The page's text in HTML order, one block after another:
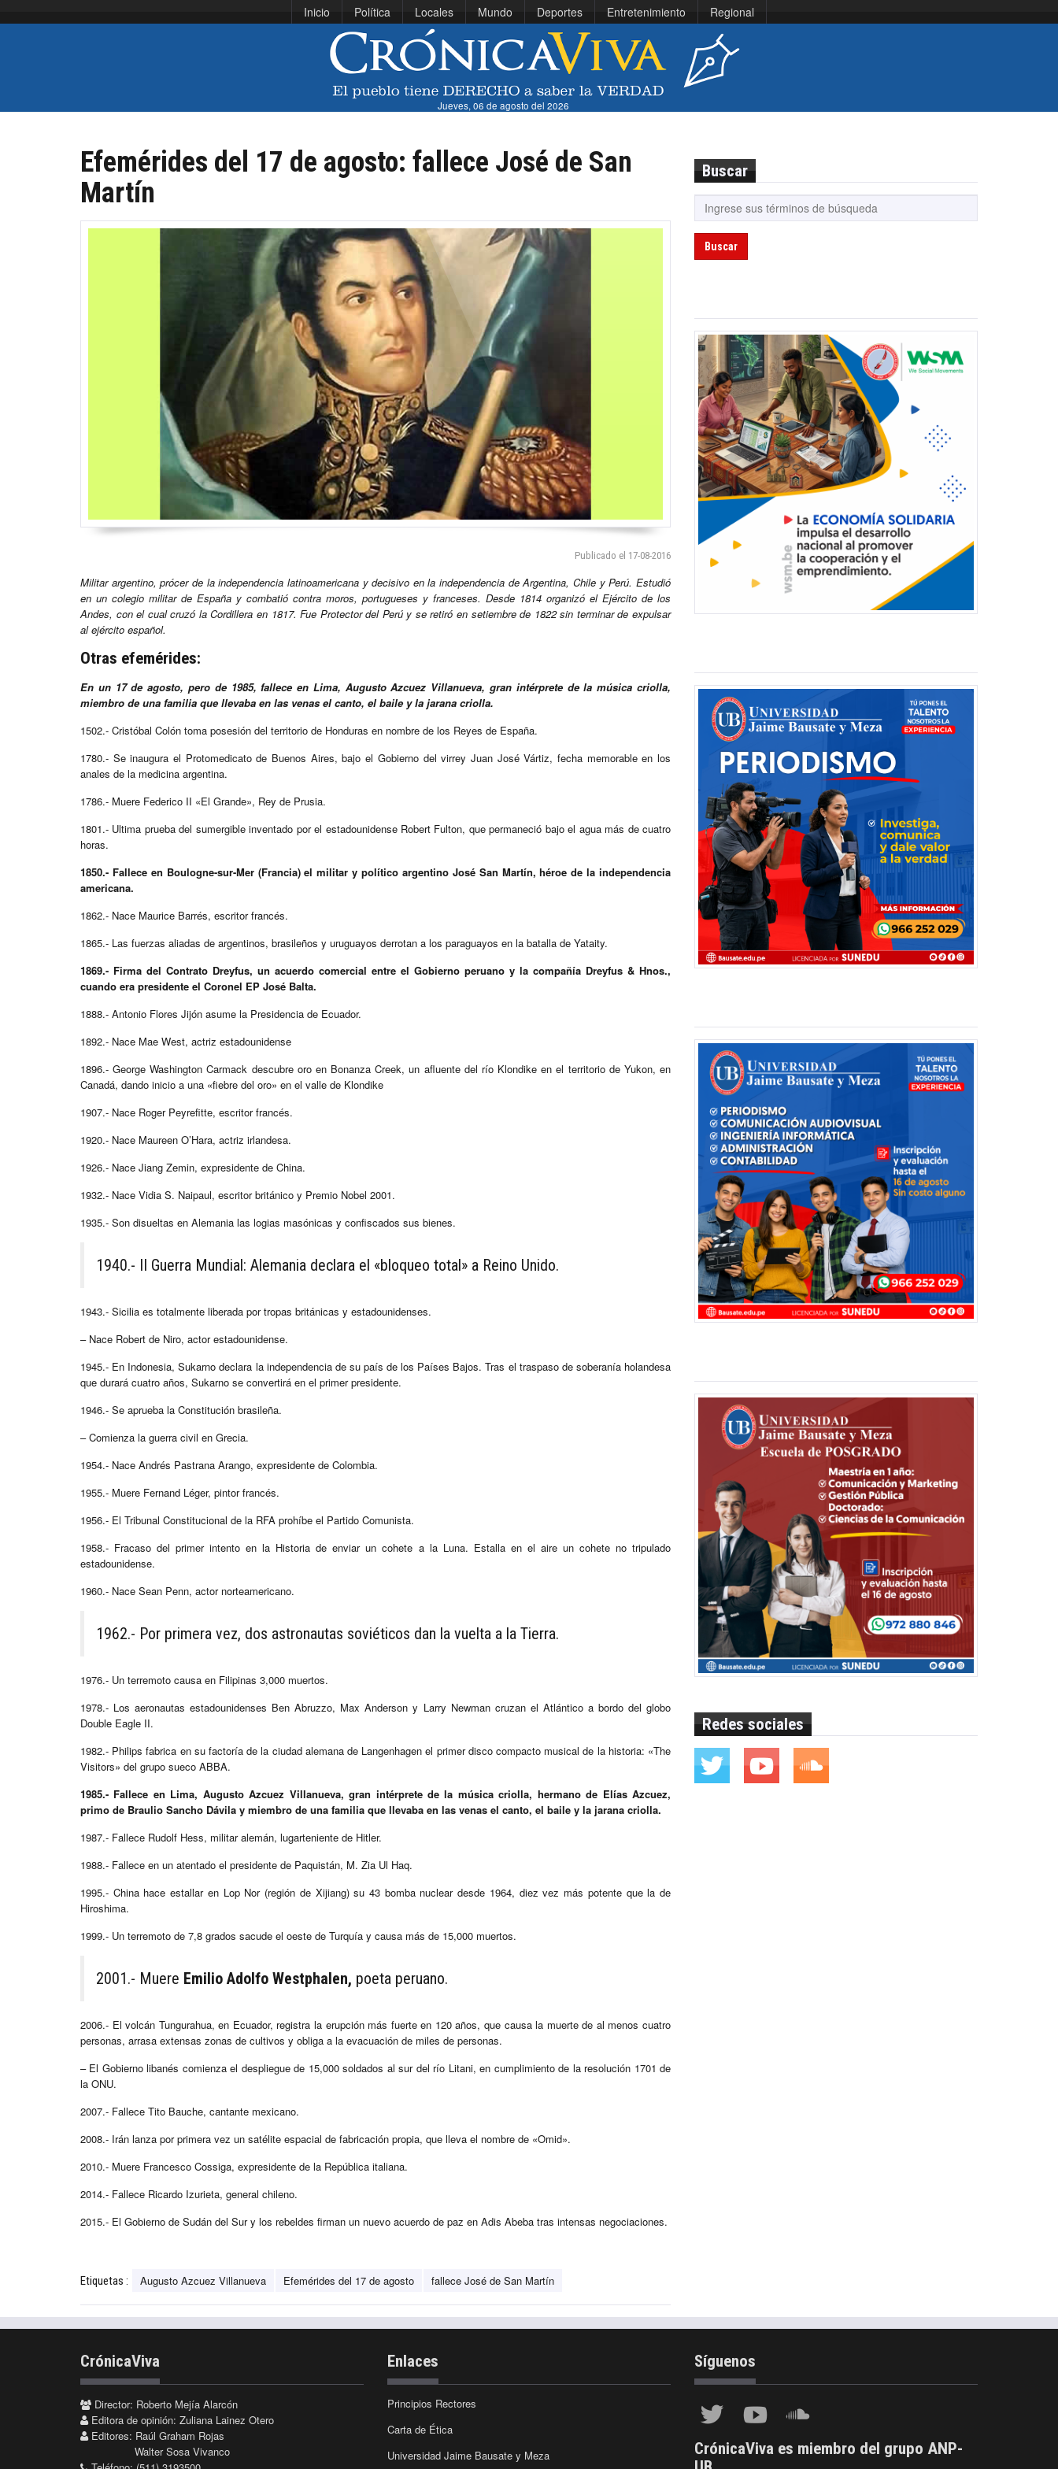
Inicio Política Locales Mundo Deportes Entretenimiento Regional
Jueves, 06 de agosto del 2026
Efemérides del 17 de agosto: fallece José de San
Martín
Publicado el 17-08-2016
Militar argentino, prócer de la independencia latinoamericana y decisivo en la independencia de Argentina, Chile y Perú. Estudió
en un colegio militar de España y combatió contra moros, portugueses y franceses. Desde 1814 organizó el Ejército de los
Andes, con el cual cruzó la Cordillera en 1817. Fue Protector del Perú y se retiró en setiembre de 1822 sin terminar de expulsar
al ejército español.
Otras efemérides:
En un 17 de agosto, pero de 1985, fallece en Lima, Augusto Azcuez Villanueva, gran intérprete de la música criolla,
miembro de una familia que llevaba en las venas el canto, el baile y la jarana criolla.
1502.- Cristóbal Colón toma posesión del territorio de Honduras en nombre de los Reyes de España.
1780.- Se inaugura el Protomedicato de Buenos Aires, bajo el Gobierno del virrey Juan José Vártiz, fecha memorable en los
anales de la medicina argentina.
1786.- Muere Federico II «El Grande», Rey de Prusia.
1801.- Ultima prueba del sumergible inventado por el estadounidense Robert Fulton, que permaneció bajo el agua más de cuatro
horas.
1850.- Fallece en Boulogne-sur-Mer (Francia) el militar y político argentino José San Martín, héroe de la independencia
americana.
1862.- Nace Maurice Barrés, escritor francés.
1865.- Las fuerzas aliadas de argentinos, brasileños y uruguayos derrotan a los paraguayos en la batalla de Yataity.
1869.- Firma del Contrato Dreyfus, un acuerdo comercial entre el Gobierno peruano y la compañía Dreyfus & Hnos.,
cuando era presidente el Coronel EP José Balta.
1888.- Antonio Flores Jijón asume la Presidencia de Ecuador.
1892.- Nace Mae West, actriz estadounidense
1896.- George Washington Carmack descubre oro en Bonanza Creek, un afluente del río Klondike en el territorio de Yukon, en
Canadá, dando inicio a una «fiebre del oro» en el valle de Klondike
1907.- Nace Roger Peyrefitte, escritor francés.
1920.- Nace Maureen O’Hara, actriz irlandesa.
1926.- Nace Jiang Zemin, expresidente de China.
1932.- Nace Vidia S. Naipaul, escritor británico y Premio Nobel 2001.
1935.- Son disueltas en Alemania las logias masónicas y confiscados sus bienes.
1940.- II Guerra Mundial: Alemania declara el «bloqueo total» a Reino Unido.
1943.- Sicilia es totalmente liberada por tropas británicas y estadounidenses.
– Nace Robert de Niro, actor estadounidense.
1945.- En Indonesia, Sukarno declara la independencia de su país de los Países Bajos. Tras el traspaso de soberanía holandesa
que durará cuatro años, Sukarno se convertirá en el primer presidente.
1946.- Se aprueba la Constitución brasileña.
– Comienza la guerra civil en Grecia.
1954.- Nace Andrés Pastrana Arango, expresidente de Colombia.
1955.- Muere Fernand Léger, pintor francés.
1956.- El Tribunal Constitucional de la RFA prohíbe el Partido Comunista.
1958.- Fracaso del primer intento en la Historia de enviar un cohete a la Luna. Estalla en el aire un cohete no tripulado
estadounidense.
1960.- Nace Sean Penn, actor norteamericano.
1962.- Por primera vez, dos astronautas soviéticos dan la vuelta a la Tierra.
1976.- Un terremoto causa en Filipinas 3,000 muertos.
1978.- Los aeronautas estadounidenses Ben Abruzzo, Max Anderson y Larry Newman cruzan el Atlántico a bordo del globo
Double Eagle II.
1982.- Philips fabrica en su factoría de la ciudad alemana de Langenhagen el primer disco compacto musical de la historia: «The
Visitors» del grupo sueco ABBA.
1985.- Fallece en Lima, Augusto Azcuez Villanueva, gran intérprete de la música criolla, hermano de Elías Azcuez,
primo de Braulio Sancho Dávila y miembro de una familia que llevaba en las venas el canto, el baile y la jarana criolla.
1987.- Fallece Rudolf Hess, militar alemán, lugarteniente de Hitler.
1988.- Fallece en un atentado el presidente de Paquistán, M. Zia Ul Haq.
1995.- China hace estallar en Lop Nor (región de Xijiang) su 43 bomba nuclear desde 1964, diez vez más potente que la de
Hiroshima.
1999.- Un terremoto de 7,8 grados sacude el oeste de Turquía y causa más de 15,000 muertos.
2001.- Muere Emilio Adolfo Westphalen, poeta peruano.
2006.- El volcán Tungurahua, en Ecuador, registra la erupción más fuerte en 120 años, que causa la muerte de al menos cuatro
personas, arrasa extensas zonas de cultivos y obliga a la evacuación de miles de personas.
– El Gobierno libanés comienza el despliegue de 15,000 soldados al sur del río Litani, en cumplimiento de la resolución 1701 de
la ONU.
2007.- Fallece Tito Bauche, cantante mexicano.
2008.- Irán lanza por primera vez un satélite espacial de fabricación propia, que lleva el nombre de «Omid».
2010.- Muere Francesco Cossiga, expresidente de la República italiana.
2014.- Fallece Ricardo Izurieta, general chileno.
2015.- El Gobierno de Sudán del Sur y los rebeldes firman un nuevo acuerdo de paz en Adis Abeba tras intensas negociaciones.
Etiquetas : Augusto Azcuez Villanueva Efemérides del 17 de agosto fallece José de San Martín
Buscar
Buscar
Redes sociales
CrónicaViva
Director: Roberto Mejía Alarcón
Editora de opinión: Zuliana Lainez Otero
Editores: Raúl Graham Rojas
Walter Sosa Vivanco
Enlaces
Principios Rectores
Carta de Ética
Universidad Jaime Bausate y Meza
Síguenos
CrónicaViva es miembro del grupo ANP-